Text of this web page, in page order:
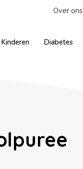
Over ons
Kinderen Diabetes